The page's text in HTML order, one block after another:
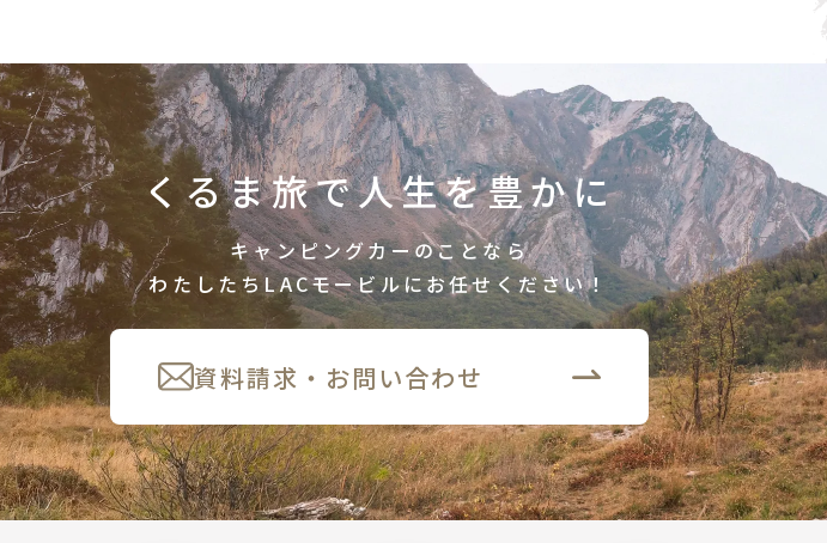
くるま旅で人生を豊かに
キャンピングカーのことなら
わたしたちLACモービルにお任せください！
資料請求・お問い合わせ